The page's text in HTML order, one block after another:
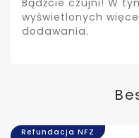
Bądźcie czujni! W
wyświetlonych
dodawania.
Refundacja NFZ